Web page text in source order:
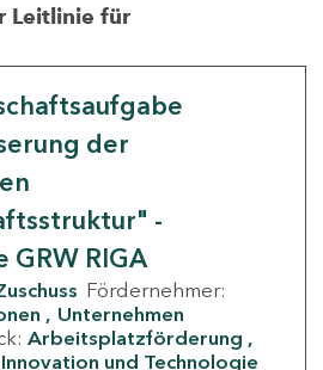
Leitlinie für
der
-
GRW RIGA
Fördernehmer:
Unternehmen
Arbeitsplatzförderung
und Technologie